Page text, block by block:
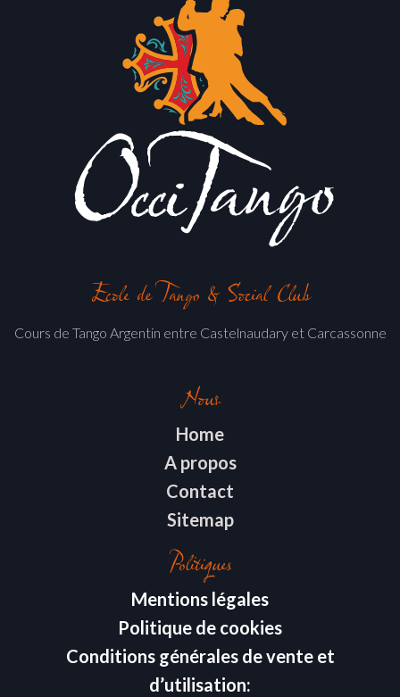
Ecole de Tango & Social Club
Cours de Tango Argentin entre Castelnaudary et Carcassonne
Nous
Home
A propos
Contact
Sitemap
Politiques
Mentions légales
Politique de cookies
Conditions générales de vente et
d’utilisation: